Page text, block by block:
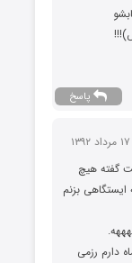
پاسخ
گفته هیچ
بزنم
دارم رزمی